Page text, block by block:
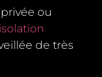
ou
de très